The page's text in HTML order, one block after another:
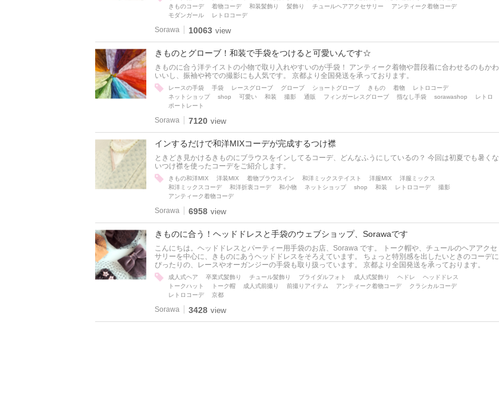
きものコーデ
着物コーデ 和装髪飾り 髪飾り チュールヘアアクセサリー
アンティーク着物コーデ
モダンガール
レトロコーデ
Sorawa 10063 view
きものとグローブ！和装で手袋をつけると可愛いんです☆
きものに合う洋テイストの小物で取り入れやすいのが手袋！ アンティーク着物や普段着に合わせるのもかわ
いいし、振袖や袴での撮影にも人気です。 京都より全国発送を承っております。
レースの手袋 手袋 レースグローブ グローブ ショートグローブ きもの 着物
レトロコーデ
ネットショップ
shop 可愛い 和装 撮影 通販 フィンガーレスグローブ 指なし手袋 sorawashop
レトロ
ポートレート
Sorawa 7120 view
インするだけで和洋MIXコーデが完成するつけ襟
ときどき見かけるきものにブラウスをインしてるコーデ、どんなふうにしているの？ 今回は初夏でも暑くな
いつけ襟を使ったコーデをご紹介します。
きもの和洋MIX 洋装MIX 着物ブラウスイン 和洋ミックステイスト 洋服MIX
洋服ミックス
和洋ミックスコーデ
和洋折衷コーデ 和小物 ネットショップ shop 和装 レトロコーデ
撮影
アンティーク着物コーデ
Sorawa 6958 view
きものに合う！ヘッドドレスと手袋のウェブショップ、Sorawaです
こんにちは。ヘッドドレスとパーティー用手袋のお店、Sorawa です。 トーク帽や、チュールのヘアアクセ
サリーを中心に、きものにあうヘッドドレスをそろえています。 ちょっと特別感を出したいときのコーデに
ぴったりの、レースやオーガンジーの手袋も取り扱っています。 京都より全国発送を承っております。
成人式ヘア 卒業式髪飾り チュール髪飾り ブライダルフォト 成人式髪飾り ヘドレ
ヘッドドレス
トークハット
トーク帽 成人式前撮り 前撮りアイテム アンティーク着物コーデ
クラシカルコーデ
レトロコーデ
京都
Sorawa 3428 view